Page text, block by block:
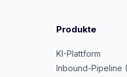
Produkte
KI-Plattform
Inbound-Pipeline